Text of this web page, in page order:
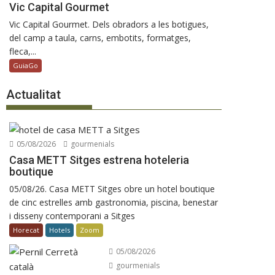
Vic Capital Gourmet
Vic Capital Gourmet. Dels obradors a les botigues,
del camp a taula, carns, embotits, formatges,
fleca,...
GuiaGo
Actualitat
05/08/2026 gourmenials
Casa METT Sitges estrena hoteleria
boutique
05/08/26. Casa METT Sitges obre un hotel boutique
de cinc estrelles amb gastronomia, piscina, benestar
i disseny contemporani a Sitges
Horecat Hotels Zoom
05/08/2026
gourmenials